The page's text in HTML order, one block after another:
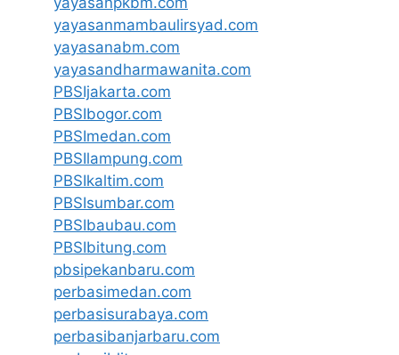
yayasanmambaulirsyad.com
yayasanabm.com
yayasandharmawanita.com
PBSIjakarta.com
PBSIbogor.com
PBSImedan.com
PBSIlampung.com
PBSIkaltim.com
PBSIsumbar.com
PBSIbaubau.com
PBSIbitung.com
pbsipekanbaru.com
perbasimedan.com
perbasisurabaya.com
perbasibanjarbaru.com